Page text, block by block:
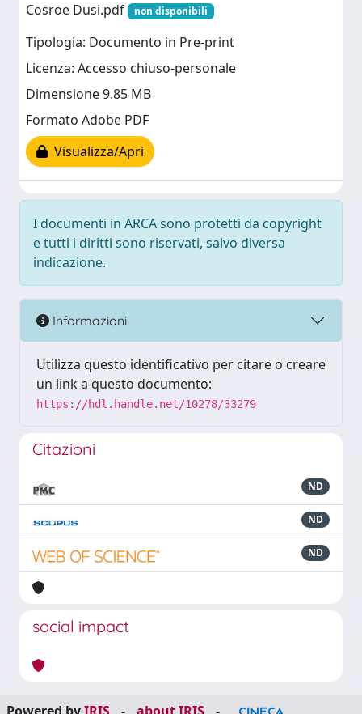
Cosroe Dusi.pdf
non disponibili
Tipologia: Documento in Pre-print
Licenza: Accesso chiuso-personale
Dimensione 9.85 MB
Formato Adobe PDF
Visualizza/Apri
I documenti in ARCA sono protetti da copyright
e tutti i diritti sono riservati, salvo diversa
indicazione.
Informazioni
Utilizza questo identificativo per citare o creare
un link a questo documento:
https://hdl.handle.net/10278/33279
Citazioni
ND
ND
ND
social impact